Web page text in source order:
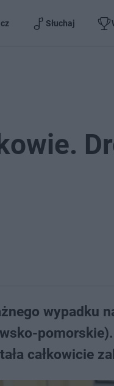
Słuchaj
wypadku
całkowicie